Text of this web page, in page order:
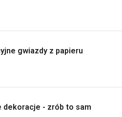
gwiazdy z papieru
dekoracje - zrób to sam